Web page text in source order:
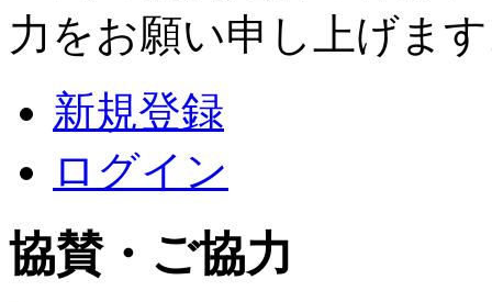
力をお願い申し上げま
新規登録
ログイン
協賛・ご協力